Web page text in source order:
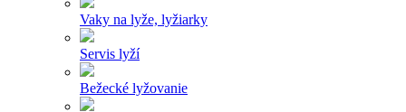
Vaky na lyže, lyžiarky
Servis lyží
Bežecké lyžovanie